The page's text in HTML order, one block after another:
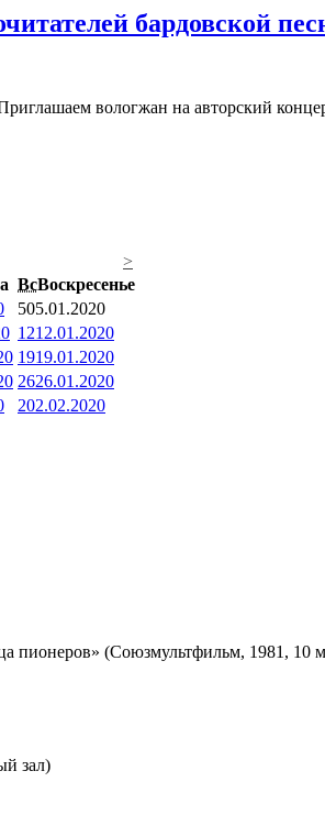
бардовской
вологжан на авторский
>
ВсВоскресенье
505.01.2020
1212.01.2020
1919.01.2020
2626.01.2020
202.02.2020
(Союзмультфильм, 1981, 10
зал)